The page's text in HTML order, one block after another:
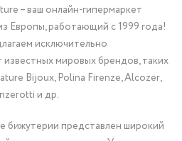
– ваш онлайн-гипермаркет
Европы, работающий с 1999 года!
исключительно
мировых брендов, таких
Bijoux, Polina Firenze, Alcozer,
и др.
бижутерии представлен широкий